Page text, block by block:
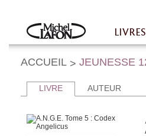
Accueil
LIVRES
ACCUEIL > JEUNESSE
LIVRE AUTEUR